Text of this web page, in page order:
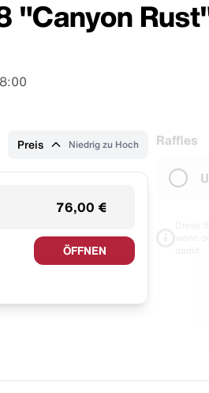
"Canyon
Preis Niedrig zu Hoch
76,00 €
ÖFFNEN
Raffles
Diese
wenn